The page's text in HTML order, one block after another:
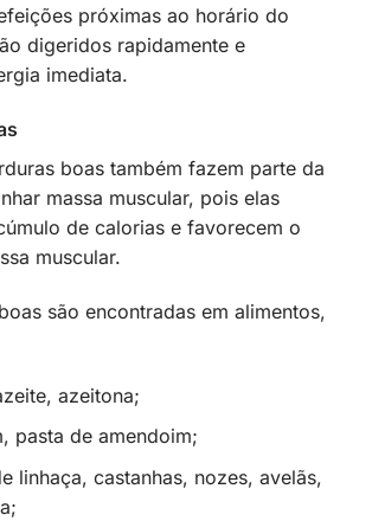
próximas ao horário do
digeridos rapidamente e
imediata.
boas também fazem parte da
massa muscular, pois elas
de calorias e favorecem o
muscular.
são encontradas em alimentos,
azeitona;
pasta de amendoim;
linhaça, castanhas, nozes, avelãs,